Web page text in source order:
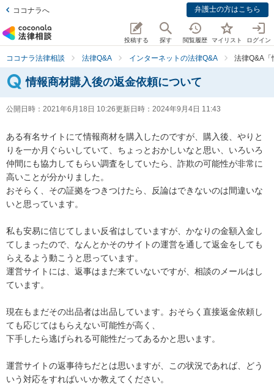
ココナラへ 弁護士の方はこちら
投稿する 探す 閲覧履歴 マイリスト ログイン
ココナラ法律相談 法律Q&A インターネットの法律Q&A 法律Q&A「
情報商材購入後の返金依頼について
公開日時： 2021年6月18日 10:26更新日時： 2024年9月4日 11:43
ある有名サイトにて情報商材を購入したのですが、購入後、やりと
りを一か月ぐらいしていて、ちょっとおかしいなと思い、いろいろ
仲間にも協力してもらい調査をしていたら、詐欺の可能性が非常に
高いことが分かりました。
おそらく、その証拠をつきつけたら、反論はできないのは間違いな
いと思っています。
私も安易に信じてしまい反省はしていますが、かなりの金額入金し
てしまったので、なんとかそのサイトの運営を通して返金をしても
らえるよう動こうと思っています。
運営サイトには、返事はまだ来ていないですが、相談のメールはし
ています。
現在もまだその出品者は出品しています。おそらく直接返金依頼し
ても応じてはもらえない可能性が高く、
下手したら逃げられる可能性だってあるかと思います。
運営サイトの返事待ちだとは思いますが、この状況であれば、どう
いう対応をすればいいか教えてください。